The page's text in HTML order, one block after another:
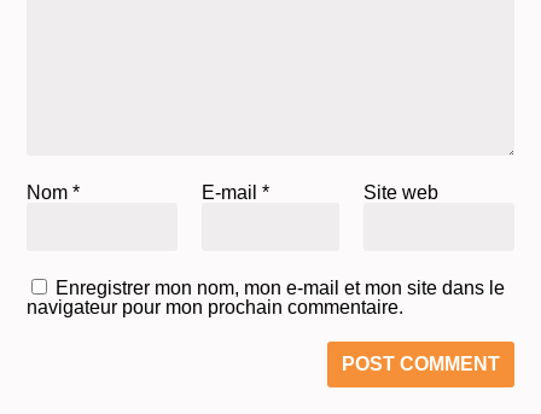
Nom* E-mail * Site web
Enregistrer mon nom, mon e-mail et mon site dans le
navigateur pour mon prochain commentaire.